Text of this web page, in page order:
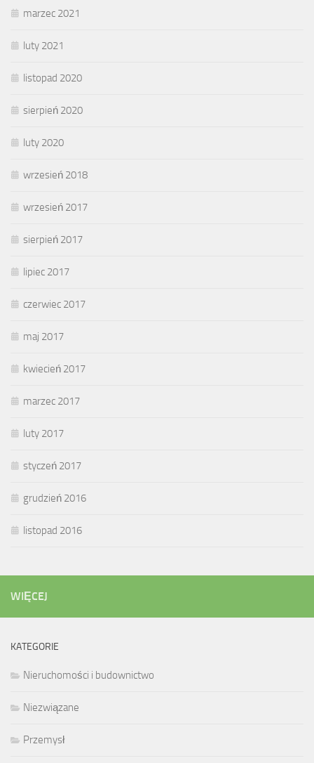
marzec 2021
luty 2021
listopad 2020
sierpień 2020
luty 2020
wrzesień 2018
wrzesień 2017
sierpień 2017
lipiec 2017
czerwiec 2017
maj 2017
kwiecień 2017
marzec 2017
luty 2017
styczeń 2017
grudzień 2016
listopad 2016
WIĘCEJ
KATEGORIE
Nieruchomości i budownictwo
Niezwiązane
Przemysł